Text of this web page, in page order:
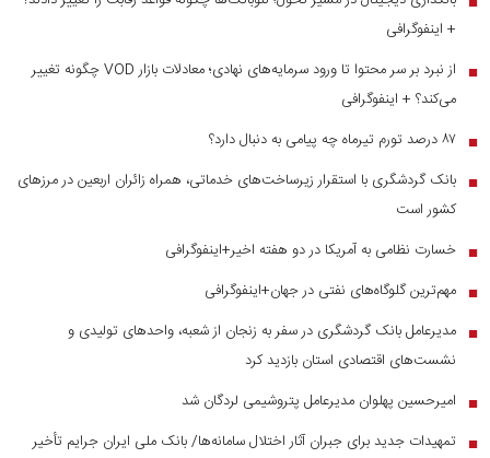
+ اینفوگرافی
■
از نبرد بر سر محتوا تا ورود سرمایه‌های نهادی؛ معادلات بازار VOD چگونه تغییر
می‌کند؟ + اینفوگرافی
■ ۸۷ درصد تورم تیرماه چه پیامی به دنبال دارد؟
■ بانک گردشگری با استقرار زیرساخت‌های خدماتی، همراه زائران اربعین در مرز‌های
کشور است
■ خسارت نظامی به آمریکا در دو هفته اخیر+اینفوگرافی
■ مهم‌ترین گلوگاه‌های نفتی در جهان+اینفوگرافی
■ مدیرعامل بانک گردشگری در سفر به زنجان از شعبه، واحدهای تولیدی و
نشست‌های اقتصادی استان بازدید کرد
■ امیرحسین پهلوان مدیرعامل پتروشیمی لردگان شد
■
تمهیدات جدید برای جبران آثار اختلال سامانه‌ها/ بانک ملی ایران جرایم تأخیر